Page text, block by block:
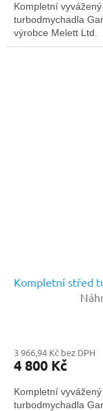
Kompletní
turbodmychadla
výrobce Melett Ltd.
Kompletní střed
3 966,94 Kč bez DPH
4 800 Kč
Kompletní
turbodmychadla